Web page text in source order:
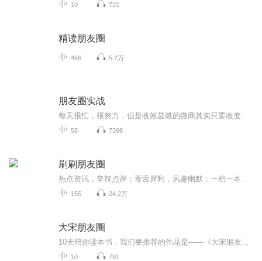
10 721
精读朋友圈
466 5.2万
朋友圈实战
58 7398
刷刷朋友圈
155 24.2万
大宋朋友圈
10 791